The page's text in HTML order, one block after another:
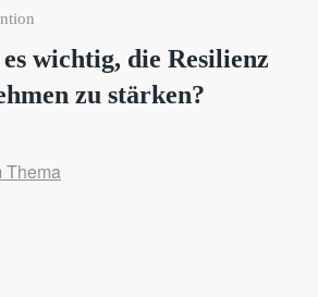
wichtig, die Resilienz
zu stärken?
Thema